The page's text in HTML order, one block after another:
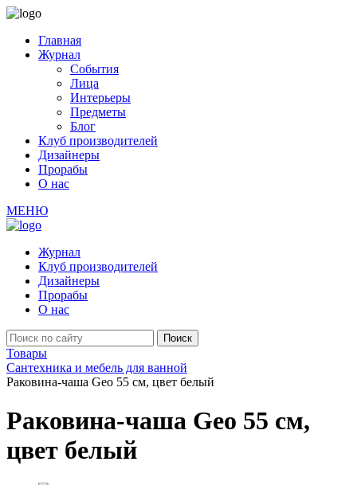
Главная
Журнал
События
Лица
Интерьеры
Предметы
Блог
Клуб производителей
Дизайнеры
Прорабы
О нас
МЕНЮ
Журнал
Клуб производителей
Дизайнеры
Прорабы
О нас
Товары
Сантехника и мебель для ванной
Раковина-чаша Geo 55 см, цвет белый
Раковина-чаша Geo 55 см,
цвет белый